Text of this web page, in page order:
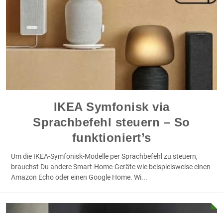
IKEA Symfonisk via
Sprachbefehl steuern – So
funktioniert’s
Um die IKEA-Symfonisk-Modelle per Sprachbefehl zu steuern,
brauchst Du andere Smart-Home-Geräte wie beispielsweise einen
Amazon Echo oder einen Google Home. Wi...